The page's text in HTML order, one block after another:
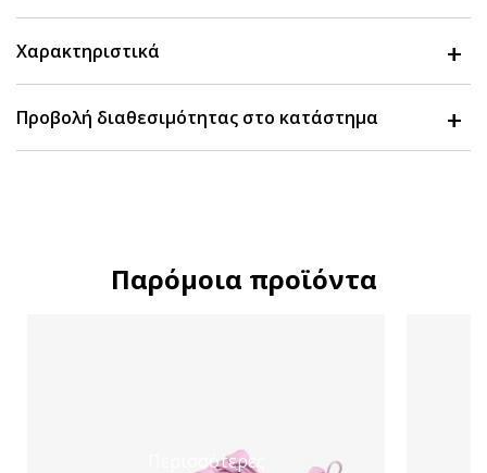
Χαρακτηριστικά
Προβολή διαθεσιμότητας στο κατάστημα
Παρόμοια προϊόντα
Περισσότερες